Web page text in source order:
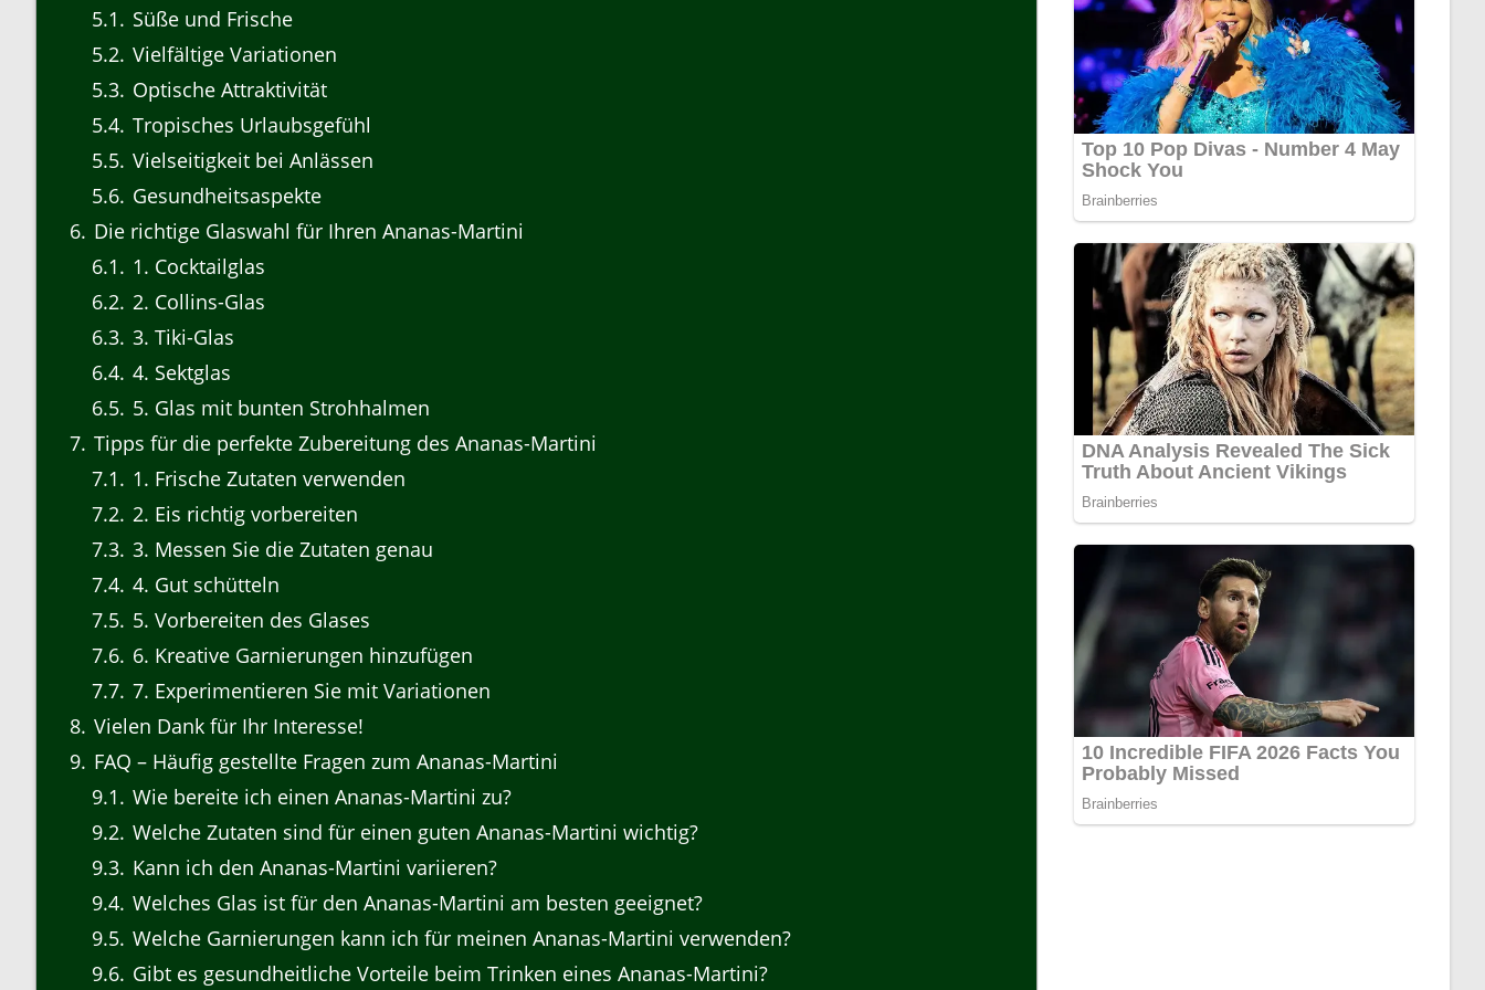
5.1
Süße und Frische
5.2 Vielfältige Variationen
5.3 Optische Attraktivität
5.4 Tropisches Urlaubsgefühl
5.5 Vielseitigkeit bei Anlässen
5.6 Gesundheitsaspekte
6 Die richtige Glaswahl für Ihren Ananas-Martini
6.1
1. Cocktailglas
6.2 2. Collins-Glas
6.3 3. Tiki-Glas
6.4 4. Sektglas
6.5 5. Glas mit bunten Strohhalmen
7 Tipps für die perfekte Zubereitung des Ananas-Martini
7.1
1. Frische Zutaten verwenden
7.2 2. Eis richtig vorbereiten
7.3 3. Messen Sie die Zutaten genau
7.4 4. Gut schütteln
7.5 5. Vorbereiten des Glases
7.6 6. Kreative Garnierungen hinzufügen
7.7 7. Experimentieren Sie mit Variationen
8 Vielen Dank für Ihr Interesse!
9 FAQ – Häufig gestellte Fragen zum Ananas-Martini
9.1
Wie bereite ich einen Ananas-Martini zu?
9.2 Welche Zutaten sind für einen guten Ananas-Martini wichtig?
9.3 Kann ich den Ananas-Martini variieren?
9.4 Welches Glas ist für den Ananas-Martini am besten geeignet?
9.5 Welche Garnierungen kann ich für meinen Ananas-Martini verwenden?
9.6 Gibt es gesundheitliche Vorteile beim Trinken eines Ananas-Martini?